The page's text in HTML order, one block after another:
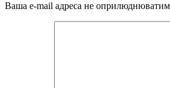
Ваша e-mail адреса не